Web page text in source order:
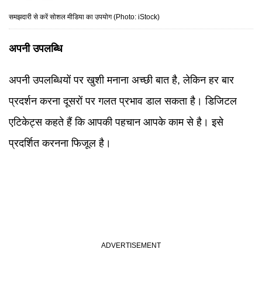
समझदारी से करें सोशल मीडिया का उपयोग (Photo: iStock)
अपनी उपलब्धि
अपनी उपलब्धियों पर खुशी मनाना अच्छी बात है, लेकिन हर बार
प्रदर्शन करना दूसरों पर गलत प्रभाव डाल सकता है। डिजिटल
एटिकेट्स कहते हैं कि आपकी पहचान आपके काम से है। इसे
प्रदर्शित करनना फिजूल है।